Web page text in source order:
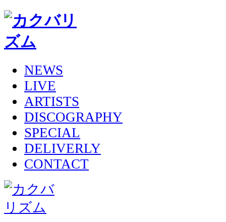
NEWS
LIVE
ARTISTS
DISCOGRAPHY
SPECIAL
DELIVERLY
CONTACT